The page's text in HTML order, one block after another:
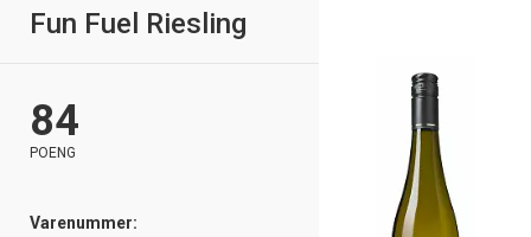
Fun Fuel Riesling
84
POENG
Varenummer: